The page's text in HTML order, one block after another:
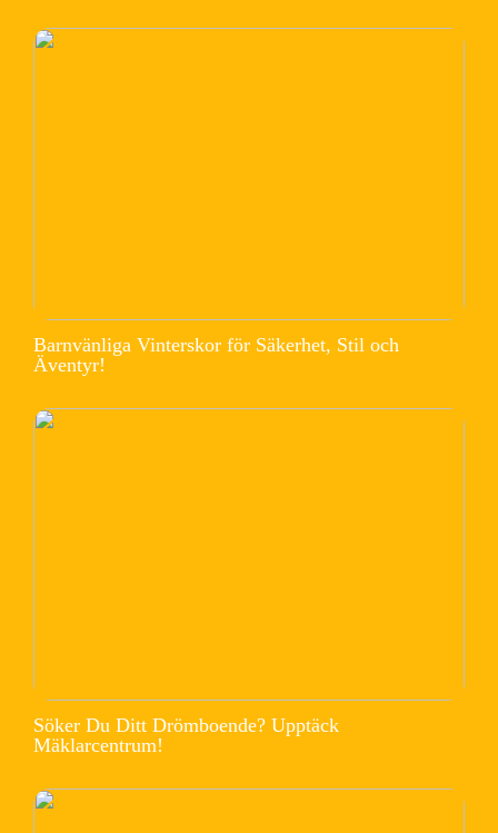
Barnvänliga Vinterskor för Säkerhet, Stil och
Äventyr!
Söker Du Ditt Drömboende? Upptäck
Mäklarcentrum!